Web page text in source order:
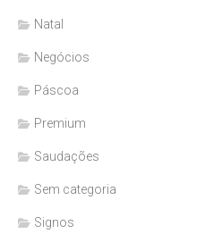
Natal
Negócios
Páscoa
Premium
Saudações
Sem categoria
Signos